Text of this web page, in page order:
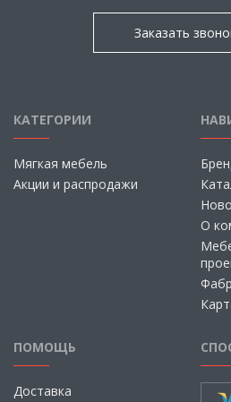
Заказать
КАТЕГОРИИ
Мягкая мебель
Акции и распродажи
О
ПОМОЩЬ
Доставка